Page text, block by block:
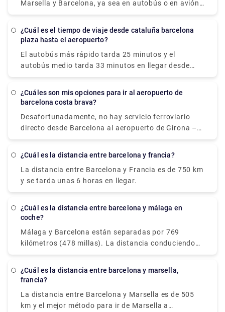
este viaje. ¡También puede reservar traslados
privados para un servicio fácil y relajante! ¡Echa un
vistazo a Rydeu ahora!
Marsella y Barcelona, ya sea en autobús o en avión.
Si el tiempo es vital, un vuelo con una duración
media de 1 hora y 5 minutos es la mejor alternativa;
si el coste es más importante, un autobús con
Flixbus o Vueling son dos de las compañías de
viajes más populares que brindan este servicio.
autobús directo o un avión a Barcelona.
¿Cuál es el tiempo de viaje desde cataluña barcelona
plaza hasta el aeropuerto?
El autobús más rápido tarda 25 minutos y el
autobús medio tarda 33 minutos en llegar desde
Plaça Catalunya al Aeropuerto de Barcelona (BCN).
el aeropuerto de Barcelona funciona varias veces al
tiempos de viaje pueden ser más largos.
¿Cuáles son mis opciones para ir al aeropuerto de
barcelona costa brava?
Desafortunadamente, no hay servicio ferroviario
directo desde Barcelona al aeropuerto de Girona –
Costa Brava; por lo tanto, primero debe viajar al
autobús o un traslado al aeropuerto. Como
resultado, el viaje puede durar hasta 2 horas, lo que
convierte al tren en un medio de transporte
inadecuado.
¿Cuál es la distancia entre barcelona y francia?
La distancia entre Barcelona y Francia es de 750 km
y se tarda unas 6 horas en llegar.
¿Cuál es la distancia entre barcelona y málaga en
coche?
Málaga y Barcelona están separadas por 769
kilómetros (478 millas). La distancia conduciendo
entre Málaga y Barcelona, por otro lado, es de 999
¿Cuál es la distancia entre barcelona y marsella,
francia?
La distancia entre Barcelona y Marsella es de 505
km y el mejor método para ir de Marsella a